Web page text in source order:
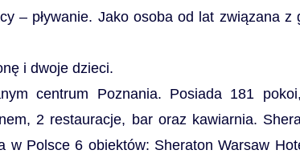
– pływanie. Jako osoba od lat związana z
i dwoje dzieci.
centrum Poznania. Posiada 181
2 restauracje, bar oraz kawiarnia.
Polsce 6 obiektów: Sheraton Warsaw